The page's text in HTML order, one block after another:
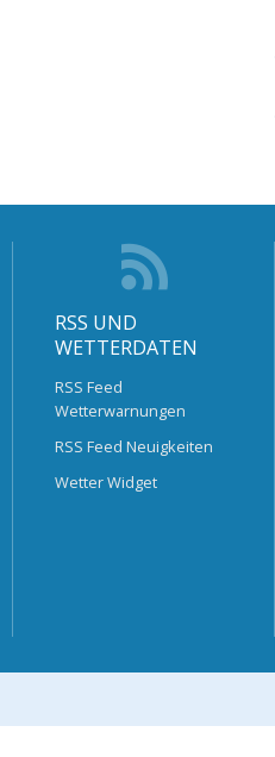
RSS UND
WETTERDATEN
RSS Feed
Wetterwarnungen
RSS Feed Neuigkeiten
Wetter Widget